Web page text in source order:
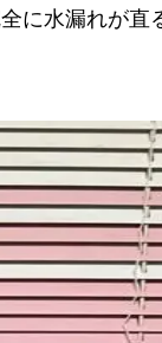
に水漏れが直